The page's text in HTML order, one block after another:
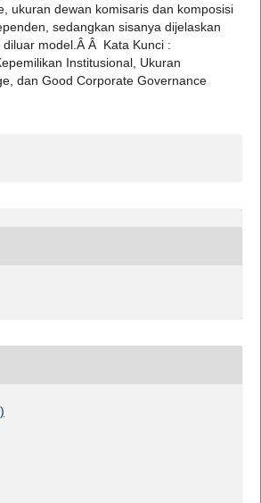
ukuran dewan komisaris dan komposisi
sedangkan sisanya dijelaskan
model.Â Â Kata Kunci :
Institusional, Ukuran
dan Good Corporate Governance